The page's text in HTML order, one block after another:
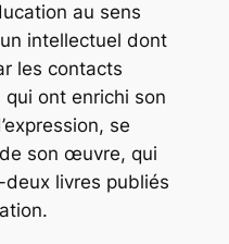
au sens
intellectuel dont
les contacts
​ont enrichi son
se
son œuvre, qui
livres publiés